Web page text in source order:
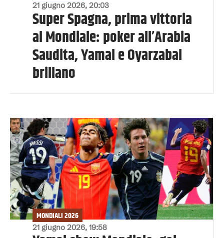
21 giugno 2026, 20:03
Super Spagna, prima vittoria
al Mondiale: poker all’Arabia
Saudita, Yamal e Oyarzabal
brillano
21 giugno 2026, 19:58
MONDIALI 2026